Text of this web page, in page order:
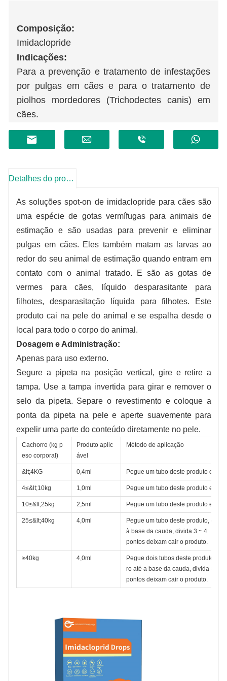
Composição:
Imidaclopride
Indicações:
Para a prevenção e tratamento de infestações
por pulgas em cães e para o tratamento de
piolhos mordedores (Trichodectes canis) em
cães.
Especificações:Para cães: 0,4ml:
imidaclopride 40mg
Detalhes do produto
As soluções spot-on de imidaclopride para cães são
uma espécie de gotas vermífugas para animais de
estimação e são usadas para prevenir e eliminar
pulgas em cães. Eles também matam as larvas ao
redor do seu animal de estimação quando entram em
contato com o animal tratado. E são as gotas de
vermes para cães, líquido desparasitante para
filhotes, desparasitação líquida para filhotes. Este
produto cai na pele do animal e se espalha desde o
local para todo o corpo do animal.
Dosagem e Administração:
Apenas para uso externo.
Segure a pipeta na posição vertical, gire e retire a
tampa. Use a tampa invertida para girar e remover o
selo da pipeta. Separe o revestimento e coloque a
ponta da pipeta na pele e aperte suavemente para
expelir uma parte do conteúdo diretamente no pele.
Cachorro (kg p
eso corporal)
Produto aplic
ável
Método de aplicação
&lt;4KG 0,4ml Pegue um tubo deste produto e
4≤&lt;10kg 1,0ml Pegue um tubo deste produto e
10≤&lt;25kg 2,5ml Pegue um tubo deste produto e
25≤&lt;40kg 4,0ml
Pegue um tubo deste produto,
à base da cauda, ​​divida 3 ~ 4
pontos deixam cair o produto.
≥40kg 4,0ml
Pegue dois tubos deste produto,
ro até a base da cauda, ​​divida 3 ~ 4
pontos deixam cair o produto.